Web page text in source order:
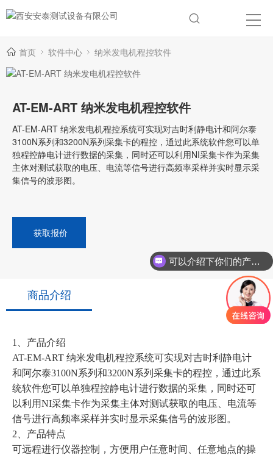
首页 软件中心 纳米发电机程控软件
AT-EM-ART 纳米发电机程控软件
AT-EM-ART 纳米发电机程控系统可实现对吉时利静电计和阿尔泰
3100N系列和3200N系列采集卡的程控，通过此系统软件您可以单
独程控静电计进行数据的采集，同时还可以利用NI采集卡作为采集
主体对测试获取的电压、电流等信号进行高频率采样并实时显示采
集信号的波形图。
获取报价
商品介绍
1、产品介绍
AT-EM-ART 纳米发电机程控系统可实现对吉时利静电计
和阿尔泰3100N系列和3200N系列采集卡的程控，通过此系
统软件您可以单独程控静电计进行数据的采集，同时还可
以利用NI采集卡作为采集主体对测试获取的电压、电流等
信号进行高频率采样并实时显示采集信号的波形图。
2、产品特点
可远程进行仪器控制，方便用户任意时间、任意地点的操
可以介绍下你们的产品么？